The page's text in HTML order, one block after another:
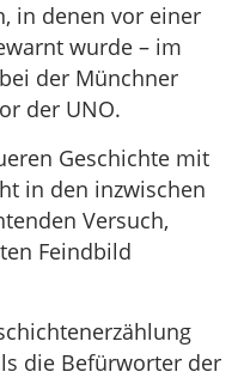
in denen vor einer
wurde – im
der Münchner
der UNO.
Geschichte mit
in den inzwischen
Versuch,
Feindbild
die Befürworter der